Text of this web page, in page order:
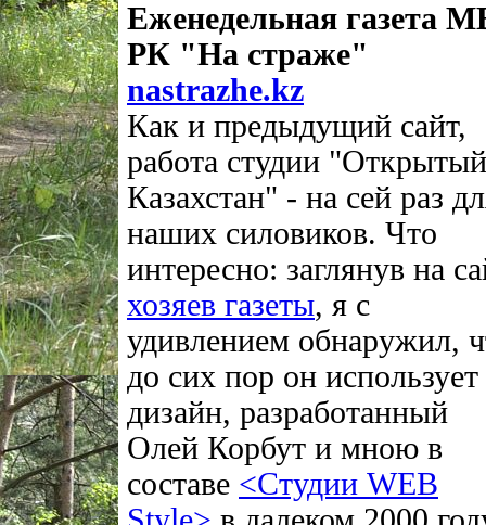
Еженедельная газета
РК "На страже"
nastrazhe.kz
Как и предыдущий сайт,
работа студии "Открытый
Казахстан" - на сей раз
наших силовиков. Что
интересно: заглянув на
хозяев газеты, я с
удивлением обнаружил,
до сих пор он использует
дизайн, разработанный
Олей Корбут и мною в
составе <Студии WEB